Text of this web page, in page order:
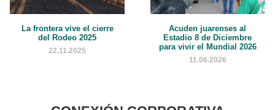
La frontera vive el cierre
del Rodeo 2025
22.11.2025
Acuden juarenses al
Estadio 8 de Diciembre
para vivir el Mundial 2026
11.06.2026